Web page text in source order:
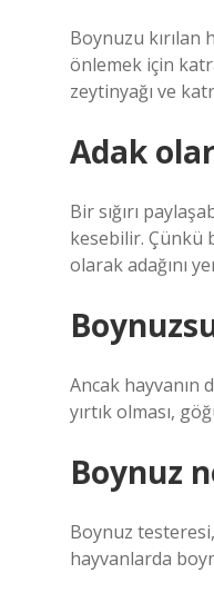
Boynuzu kırılan
önlemek için
zeytinyağı ve
Adak
Bir sığırı
kesebilir. Çünkü
olarak adağını
Ancak hayvanın
yırtık olması,
Boynuz
Boynuz
hayvanlarda